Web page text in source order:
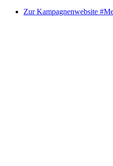
Zur Kampagnenwebsite